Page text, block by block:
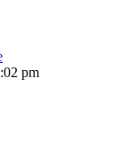
pm